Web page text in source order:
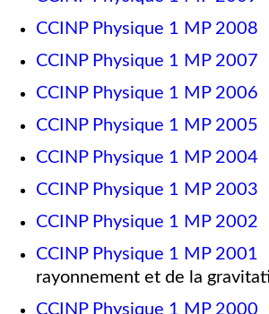
CCINP Physique 1 MP 2008
CCINP Physique 1 MP 2007
CCINP Physique 1 MP 2006
CCINP Physique 1 MP 2005
CCINP Physique 1 MP 2004
CCINP Physique 1 MP 2003
CCINP Physique 1 MP 2002
CCINP Physique 1 MP 2001
rayonnement et de la
CCINP Physique 1 MP 2000